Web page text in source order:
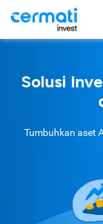
Solusi
Tumbuhkan aset